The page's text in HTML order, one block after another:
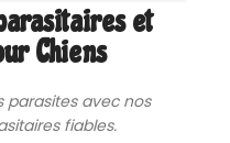
et
Chiens
parasites avec nos
fiables.